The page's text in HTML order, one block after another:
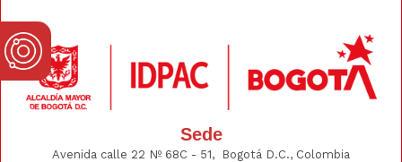
Sede
Avenida calle 22 Nº 68C - 51, Bogotá D.C., Colombia